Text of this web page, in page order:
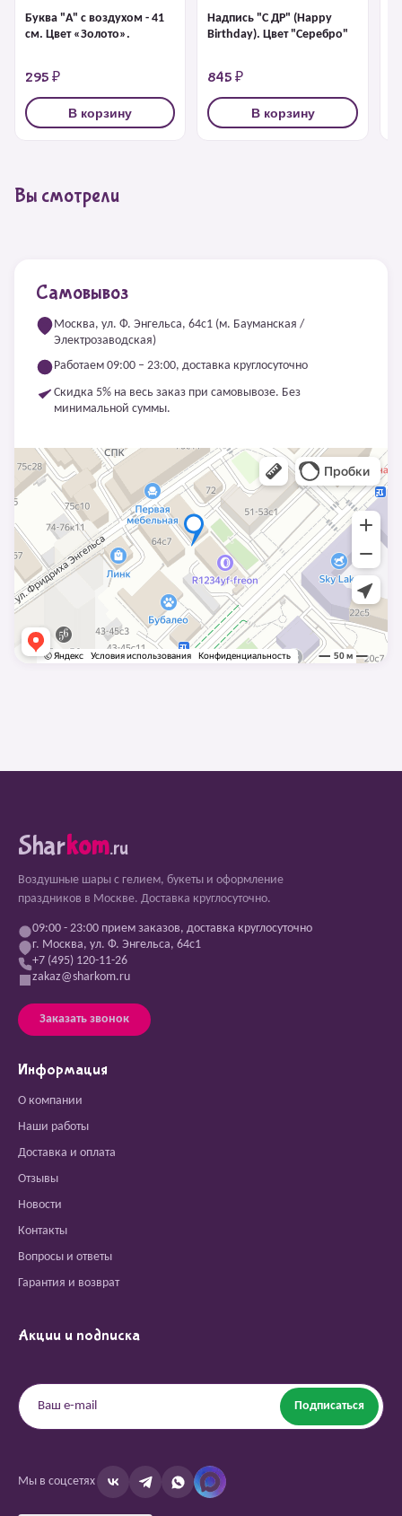
Буква "А" с воздухом - 41
см. Цвет «Золото».
295 ₽
В корзину
Надпись "С ДР" (Happy
Birthday). Цвет "Серебро"
845 ₽
В корзину
Вы смотрели
Самовывоз
Москва, ул. Ф. Энгельса, 64с1 (м. Бауманская /
Электрозаводская)
Работаем 09:00 – 23:00, доставка круглосуточно
Скидка 5% на весь заказ при самовывозе. Без
минимальной суммы.
Sharkom.ru
Воздушные шары с гелием, букеты и оформление
праздников в Москве. Доставка круглосуточно.
09:00 - 23:00 прием заказов, доставка круглосуточно
г. Москва, ул. Ф. Энгельса, 64с1
+7 (495) 120-11-26
zakaz@sharkom.ru
Заказать звонок
Информация
О компании
Наши работы
Доставка и оплата
Отзывы
Новости
Контакты
Вопросы и ответы
Гарантия и возврат
Акции и подписка
Подписаться
Мы в соцсетях